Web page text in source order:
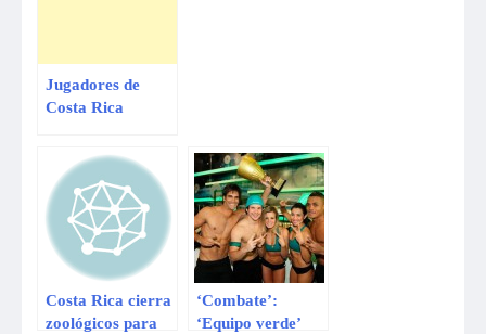
Jugadores de
Costa Rica
críticas de Pinto
Costa Rica cierra
zoológicos para
‘Combate’:
‘Equipo verde’